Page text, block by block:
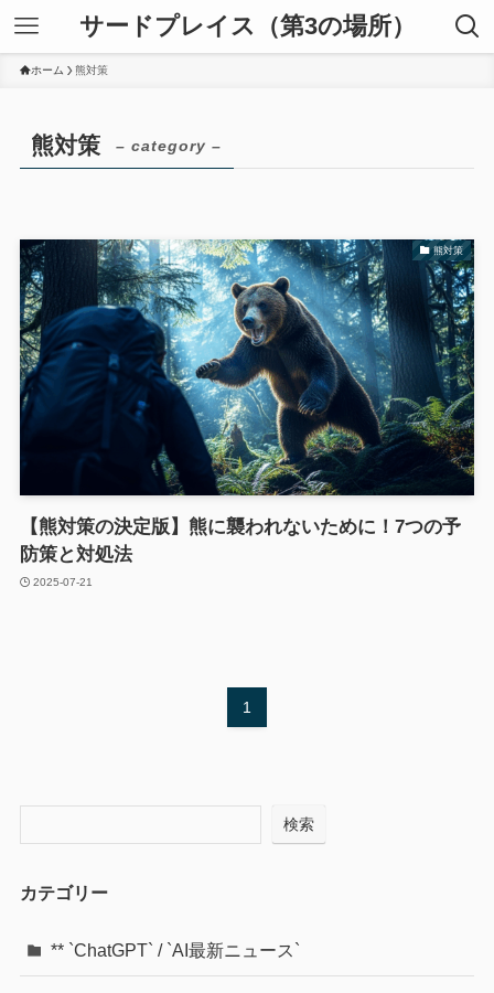
サードプレイス（第3の場所）
ホーム 熊対策
熊対策 – category –
熊対策
【熊対策の決定版】熊に襲われないために！7つの予
防策と対処法
2025-07-21
1
検索
カテゴリー
** `ChatGPT` / `AI最新ニュース`